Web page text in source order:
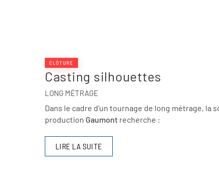
CLÔTURÉ
Casting silhouettes
LONG MÉTRAGE
Dans le cadre d'un tournage de long métrage, la
production Gaumontrecherche :
LIRE LA SUITE